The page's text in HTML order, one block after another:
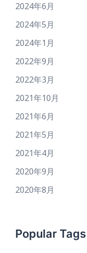
2024年6月
2024年5月
2024年1月
2022年9月
2022年3月
2021年10月
2021年6月
2021年5月
2021年4月
2020年9月
2020年8月
Popular Tags